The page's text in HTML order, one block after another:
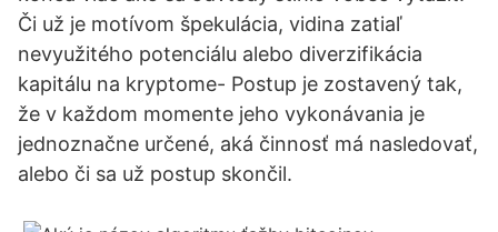
Či už je motívom špekulácia, vidina zatiaľ
nevyužitého potenciálu alebo diverzifikácia
kapitálu na kryptome- Postup je zostavený tak,
že v každom momente jeho vykonávania je
jednoznačne určené, aká činnosť má nasledovať,
alebo či sa už postup skončil.